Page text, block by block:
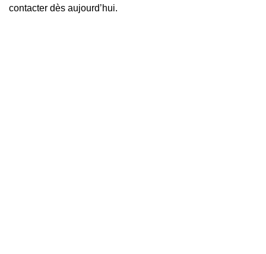
contacter dès aujourd’hui.